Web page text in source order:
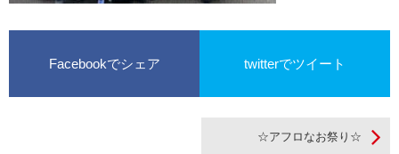
Facebookでシェア twitterでツイート
☆アフロなお祭り☆